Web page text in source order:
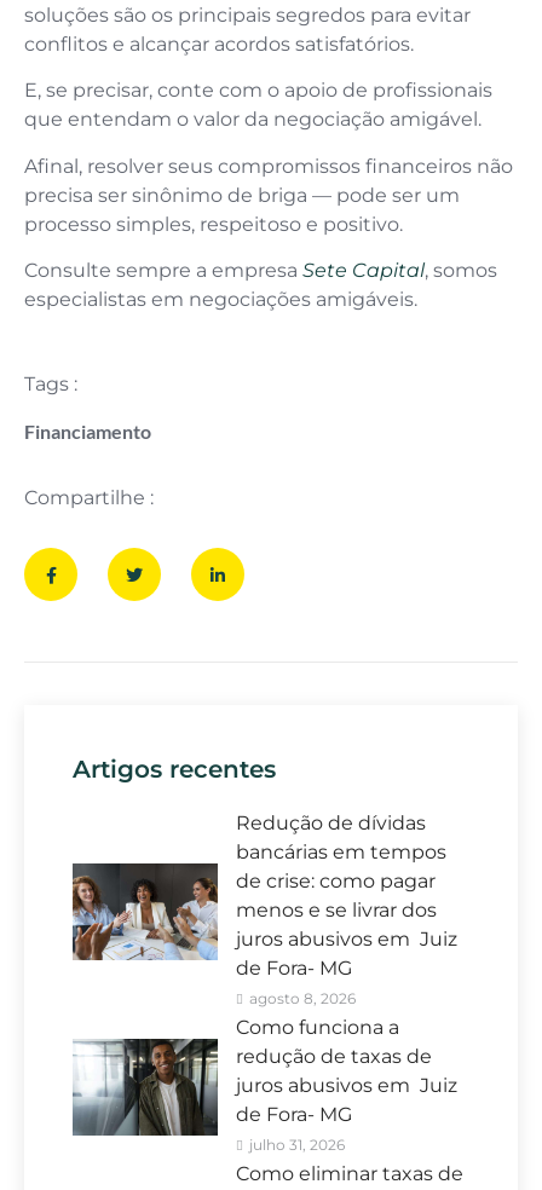
soluções são os principais segredos para evitar
conflitos e alcançar acordos satisfatórios.
E, se precisar, conte com o apoio de profissionais
que entendam o valor da negociação amigável.
Afinal, resolver seus compromissos financeiros não
precisa ser sinônimo de briga — pode ser um
processo simples, respeitoso e positivo.
Consulte sempre a empresa Sete Capital, somos
especialistas em negociações amigáveis.
Tags :
Financiamento
Compartilhe :
Artigos recentes
Redução de dívidas
bancárias em tempos
de crise: como pagar
menos e se livrar dos
juros abusivos em Juiz
de Fora- MG
agosto 8, 2026
Como funciona a
redução de taxas de
juros abusivos em Juiz
de Fora- MG
julho 31, 2026
Como eliminar taxas de